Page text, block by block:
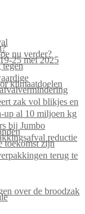
nu verder?
25 mei 2025
tegen
klimaatdoelen
zak vol blikjes en
up al 10 miljoen kg
bij Jumbo
reductie
toekomst zijn
terug te
over de broodzak